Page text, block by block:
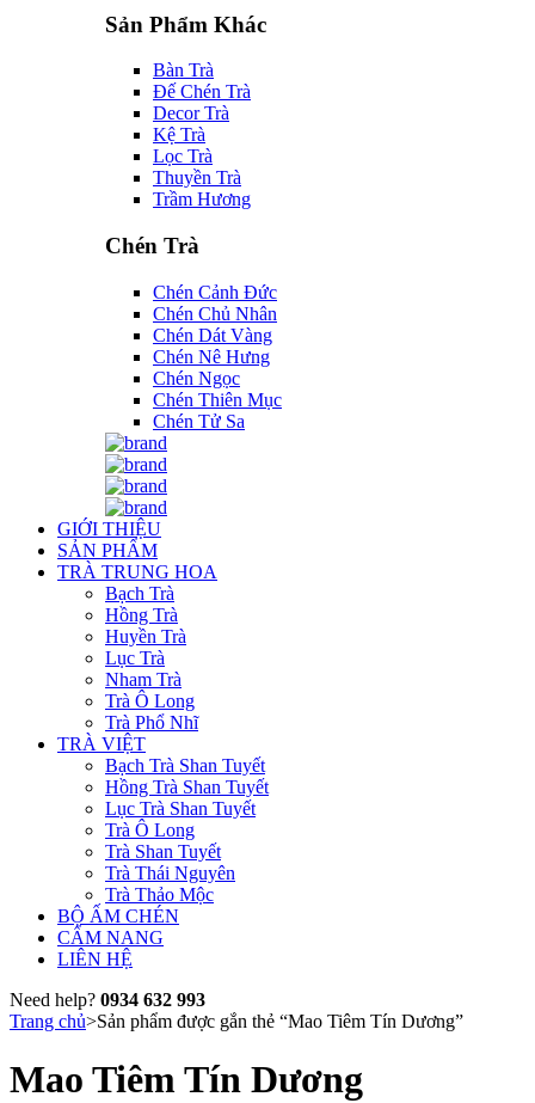
Sản Phẩm Khác
Bàn Trà
Đế Chén Trà
Decor Trà
Kệ Trà
Lọc Trà
Thuyền Trà
Trầm Hương
Chén Trà
Chén Cảnh Đức
Chén Chủ Nhân
Chén Dát Vàng
Chén Nê Hưng
Chén Ngọc
Chén Thiên Mục
Chén Tử Sa
GIỚI THIỆU
SẢN PHẨM
TRÀ TRUNG HOA
Bạch Trà
Hồng Trà
Huyền Trà
Lục Trà
Nham Trà
Trà Ô Long
Trà Phổ Nhĩ
TRÀ VIỆT
Bạch Trà Shan Tuyết
Hồng Trà Shan Tuyết
Lục Trà Shan Tuyết
Trà Ô Long
Trà Shan Tuyết
Trà Thái Nguyên
Trà Thảo Mộc
BỘ ẤM CHÉN
CẨM NANG
LIÊN HỆ
Need help? 0934 632 993
Trang chủ>Sản phẩm được gắn thẻ “Mao Tiêm Tín Dương”
Mao Tiêm Tín Dương